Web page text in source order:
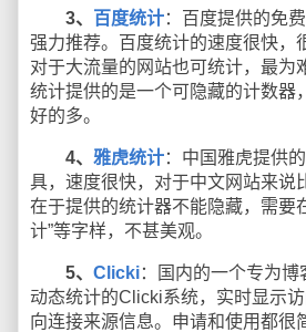
3、 百度统计：百度提供的免
强力推荐。百度统计的速度很快，
对于大流量的网站也可统计，最为
统计提供的是一个可隐藏的计数器
好的多。
4、 雅虎统计：中国雅虎提供
具，速度很快，对于中文网站来说
在于提供的统计器不能隐藏，需要
计”等字样，不甚美观。
5、 Clicki：国内的一个专为
动态统计的Clicki系统，实时显示
向连接来源信息。申请和使用都很